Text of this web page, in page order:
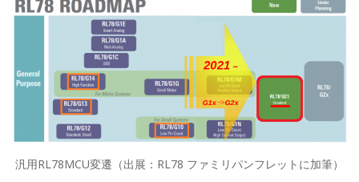
汎用RL78MCU変遷（出展：RL78 ファミリパンフレットに加筆）